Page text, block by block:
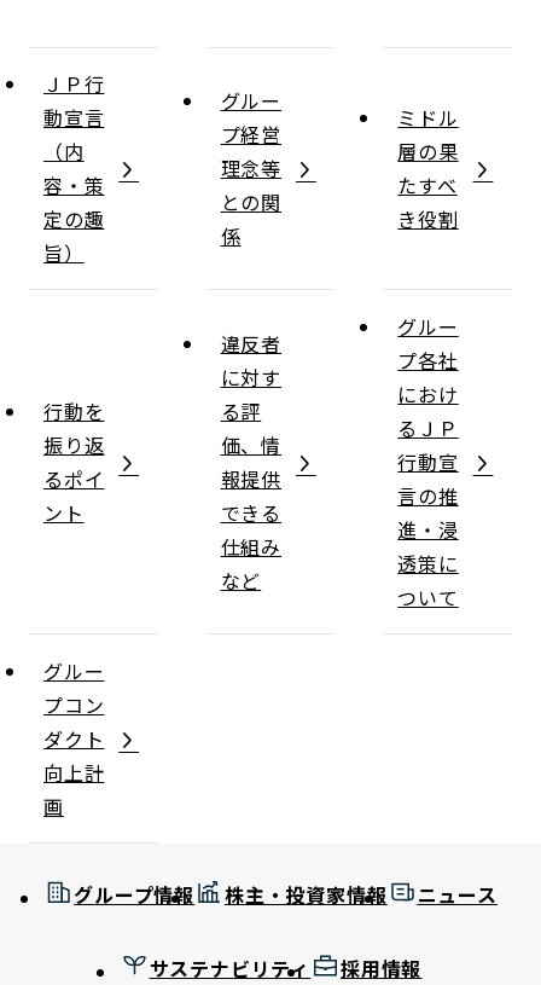
ＪＰ行
動宣言
（内
容・策
定の趣
旨）
グルー
プ経営
理念等
との関
係
ミドル
層の果
たすべ
き役割
行動を
振り返
るポイ
ント
違反者
に対す
る評
価、情
報提供
できる
仕組み
など
グルー
プ各社
におけ
るＪＰ
行動宣
言の推
進・浸
透策に
ついて
グルー
プコン
ダクト
向上計
画
グループ情報 株主・投資家情報 ニュース
サステナビリティ 採用情報